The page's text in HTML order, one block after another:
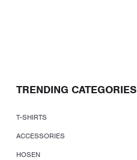
TRENDING CATEGORIES
T-SHIRTS
ACCESSORIES
HOSEN